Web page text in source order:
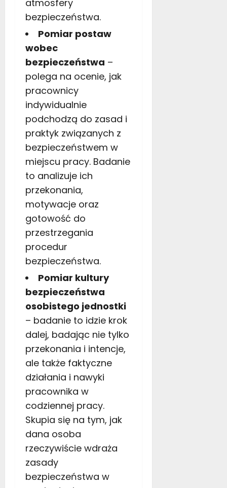
atmosfery
bezpieczeństwa.
Pomiar postaw
wobec
bezpieczeństwa –
polega na ocenie, jak
pracownicy
indywidualnie
podchodzą do zasad i
praktyk związanych z
bezpieczeństwem w
miejscu pracy. Badanie
to analizuje ich
przekonania,
motywacje oraz
gotowość do
przestrzegania
procedur
bezpieczeństwa.
Pomiar kultury
bezpieczeństwa
osobistego jednostki
– badanie to idzie krok
dalej, badając nie tylko
przekonania i intencje,
ale także faktyczne
działania i nawyki
pracownika w
codziennej pracy.
Skupia się na tym, jak
dana osoba
rzeczywiście wdraża
zasady
bezpieczeństwa w